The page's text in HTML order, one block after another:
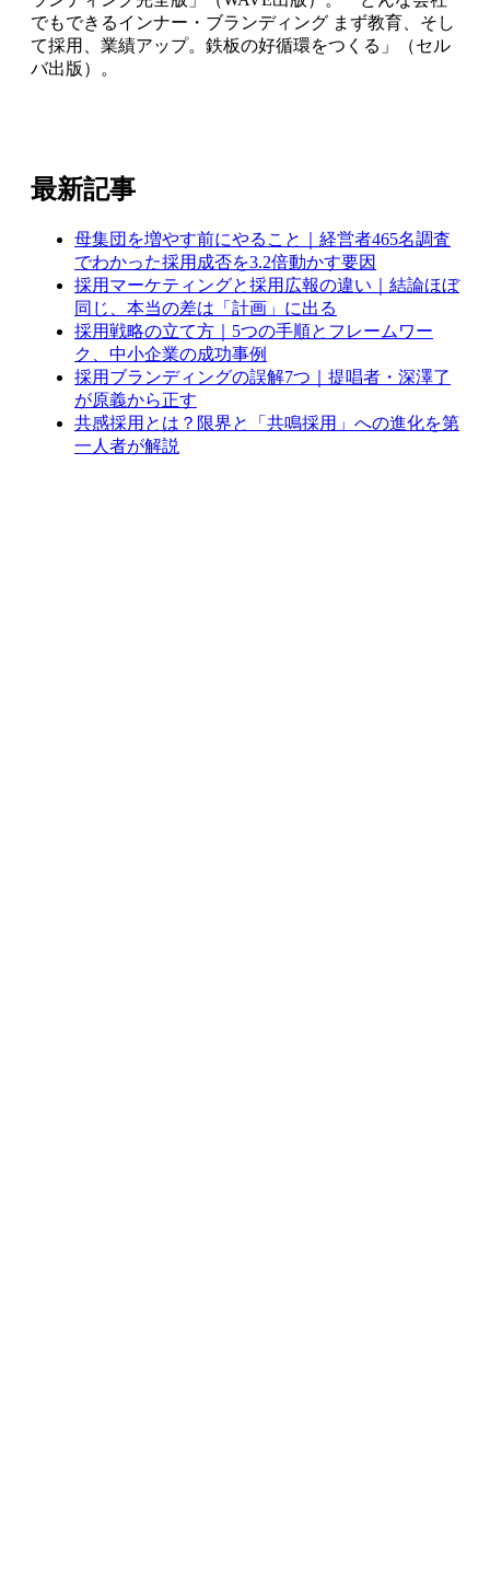
でもできるインナー・ブランディング まず教育、そし
て採用、業績アップ。鉄板の好循環をつくる」（セル
バ出版）。
最新記事
母集団を増やす前にやること｜経営者465名調査
でわかった採用成否を3.2倍動かす要因
採用マーケティングと採用広報の違い｜結論ほぼ
同じ、本当の差は「計画」に出る
採用戦略の立て方｜5つの手順とフレームワー
ク、中小企業の成功事例
採用ブランディングの誤解7つ｜提唱者・深澤了
が原義から正す
共感採用とは？限界と「共鳴採用」への進化を第
一人者が解説